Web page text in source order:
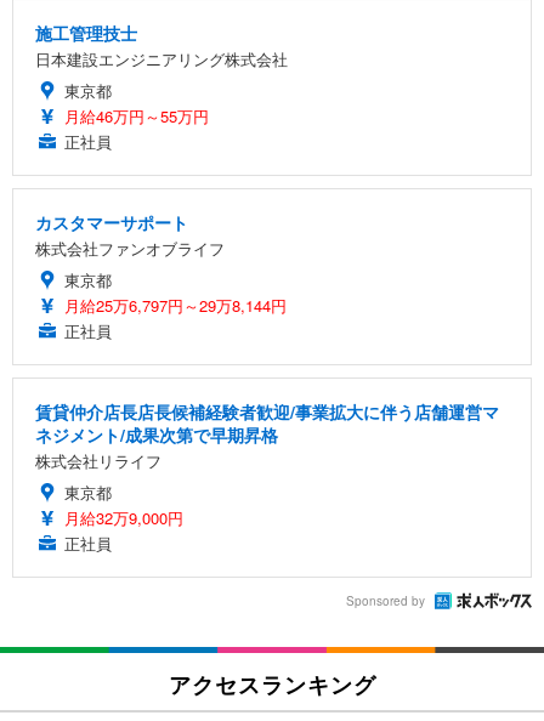
施工管理技士
日本建設エンジニアリング株式会社
東京都
月給46万円～55万円
正社員
カスタマーサポート
株式会社ファンオブライフ
東京都
月給25万6,797円～29万8,144円
正社員
賃貸仲介店長店長候補経験者歓迎/事業拡大に伴う店舗運営マ
ネジメント/成果次第で早期昇格
株式会社リライフ
東京都
月給32万9,000円
正社員
Sponsored by
アクセスランキング